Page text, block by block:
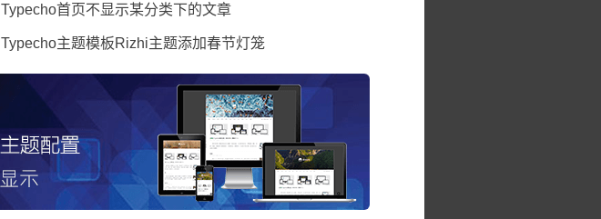
Typecho首页不显示某分类下的文章
Typecho主题模板Rizhi主题添加春节灯笼